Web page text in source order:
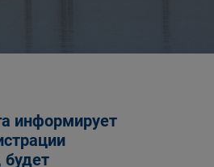
информирует
будет